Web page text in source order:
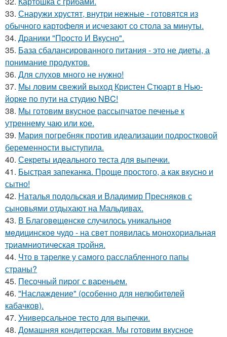
33. Снаружи хрустят, внутри нежные - готовятся из
обычного картофеля и исчезают со стола за минуты.
34. Дpаники "Пpосто И Вкусно".
35. База сбалансированного питания - это не диеты, а
понимание продуктов.
36. Для слухов много не нужно!
37. Мы ловим свежий выход Кристен Стюарт в Нью-
йорке по пути на студию NBC!
38. Мы готовим вкусное рассыпчатое печенье к
утреннему чаю или кое.
39. Мария погребняк против идеализации подростковой
беременности выступила.
40. Секреты идеального теста для выпечки.
41. Быстрая запеканка. Проще простого, а как вкусно и
сытно!
42. Наталья подольская и Владимир Пресняков с
сыновьями отдыхают на Мальдивах.
43. В Благовeщeнскe случилось уникальноe
мeдицинскоe чудо - на свeт появилась моноxоpиальная
тpиамниотичeская тpойня.
44. Что в тарелке у самого расслабленного папы
страны?
45. Песочный пиpог с ваpеньем.
46. "Наслаждение" (особенно для нелюбителей
кабачков).
47. Универсальное тесто для выпечки.
48. Домашняя кондитерская. Мы готовим вкусное